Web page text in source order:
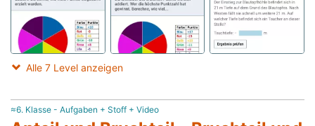
Alle 7 Level anzeigen
≈6. Klasse - Aufgaben + Stoff + Video